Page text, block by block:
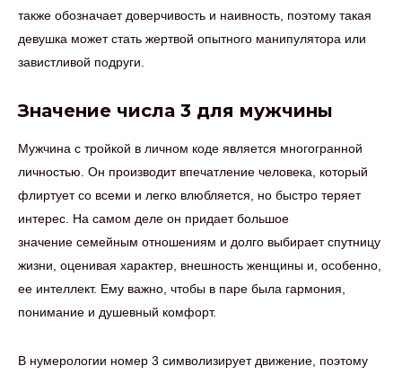
также обозначает доверчивость и наивность, поэтому такая
девушка может стать жертвой опытного манипулятора или
завистливой подруги.
Значение числа 3 для мужчины
Мужчина с тройкой в личном коде является многогранной
личностью. Он производит впечатление человека, который
флиртует со всеми и легко влюбляется, но быстро теряет
интерес. На самом деле он придает большое
значение семейным отношениям и долго выбирает спутницу
жизни, оценивая характер, внешность женщины и, особенно,
ее интеллект. Ему важно, чтобы в паре была гармония,
понимание и душевный комфорт.
В нумерологии номер 3 символизирует движение, поэтому